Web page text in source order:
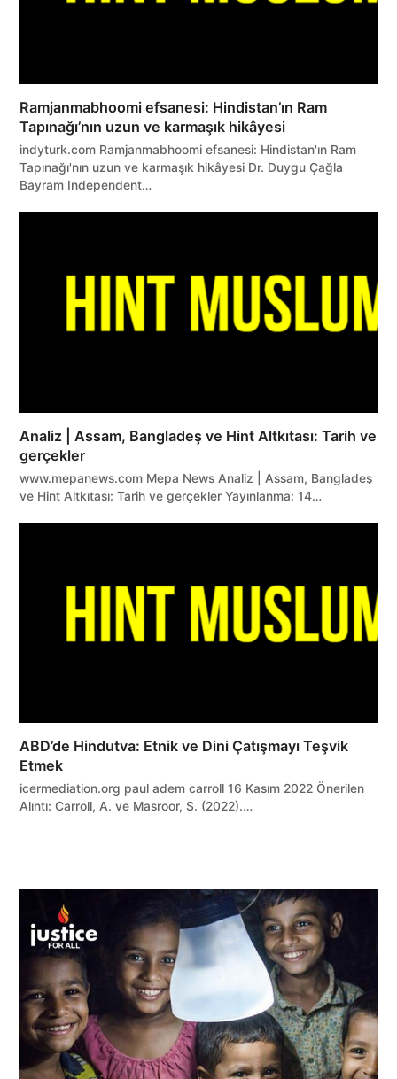
Ramjanmabhoomi efsanesi: Hindistan’ın Ram
Tapınağı’nın uzun ve karmaşık hikâyesi
indyturk.com Ramjanmabhoomi efsanesi: Hindistan'ın Ram
Tapınağı'nın uzun ve karmaşık hikâyesi Dr. Duygu Çağla
Bayram Independent…
Analiz | Assam, Bangladeş ve Hint Altkıtası: Tarih ve
gerçekler
www.mepanews.com Mepa News Analiz | Assam, Bangladeş
ve Hint Altkıtası: Tarih ve gerçekler Yayınlanma: 14…
ABD’de Hindutva: Etnik ve Dini Çatışmayı Teşvik
Etmek
icermediation.org paul adem carroll 16 Kasım 2022 Önerilen
Alıntı: Carroll, A. ve Masroor, S. (2022).…